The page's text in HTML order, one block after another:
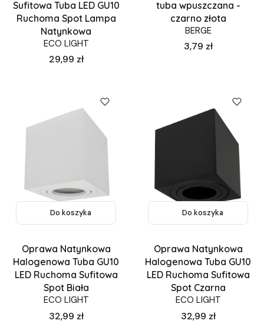
Sufitowa Tuba LED GU10
Ruchoma Spot Lampa
Natynkowa
ECO LIGHT
Cena
29,99 zł
tuba wpuszczana -
czarno złota
BERGE
Cena
3,79 zł
Do koszyka
Oprawa Natynkowa
Halogenowa Tuba GU10
LED Ruchoma Sufitowa
Spot Biała
ECO LIGHT
Cena
32,99 zł
Do koszyka
Oprawa Natynkowa
Halogenowa Tuba GU10
LED Ruchoma Sufitowa
Spot Czarna
ECO LIGHT
Cena
32,99 zł